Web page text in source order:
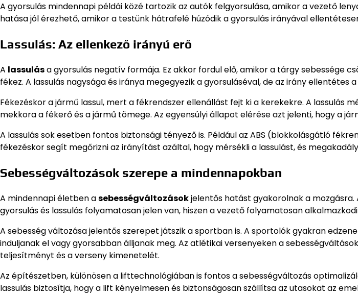
A gyorsulás mindennapi példái közé tartozik az autók felgyorsulása, amikor a vezető
hatása jól érezhető, amikor a testünk hátrafelé húzódik a gyorsulás irányával
Lassulás: Az ellenkező irányú erő
A lassulása gyorsulás negatív formája. Ez akkor fordul elő, amikor a tárgy sebessége
fékez. A lassulás nagysága és iránya megegyezik a gyorsuláséval, de az irány ellentétes
Fékezéskor a jármű lassul, mert a fékrendszer ellenállást fejt ki a kerekekre. A lassulás
mekkora a fékerő és a jármű tömege. Az egyensúlyi állapot elérése azt jelenti, hogy a
A lassulás sok esetben fontos biztonsági tényező is. Például az ABS (blokkolásgátló
fékezéskor segít megőrizni az irányítást azáltal, hogy mérsékli a lassulást, és
Sebességváltozások szerepe a mindennapokban
A mindennapi életben asebességváltozásokjelentős hatást gyakorolnak a mozgásra.
gyorsulás és lassulás folyamatosan jelen van, hiszen a vezető folyamatosan
A sebesség változása jelentős szerepet játszik a sportban is. A sportolók gyakran
induljanak el vagy gyorsabban álljanak meg. Az atlétikai versenyeken a
teljesítményt és a verseny kimenetelét.
Az építészetben, különösen a lifttechnológiában is fontos a sebességváltozás
lassulás biztosítja, hogy a lift kényelmesen és biztonságosan szállítsa az utasokat az